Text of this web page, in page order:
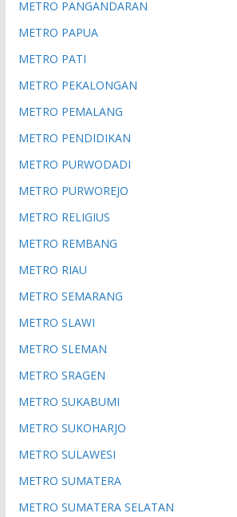
METRO PANGANDARAN
METRO PAPUA
METRO PATI
METRO PEKALONGAN
METRO PEMALANG
METRO PENDIDIKAN
METRO PURWODADI
METRO PURWOREJO
METRO RELIGIUS
METRO REMBANG
METRO RIAU
METRO SEMARANG
METRO SLAWI
METRO SLEMAN
METRO SRAGEN
METRO SUKABUMI
METRO SUKOHARJO
METRO SULAWESI
METRO SUMATERA
METRO SUMATERA SELATAN